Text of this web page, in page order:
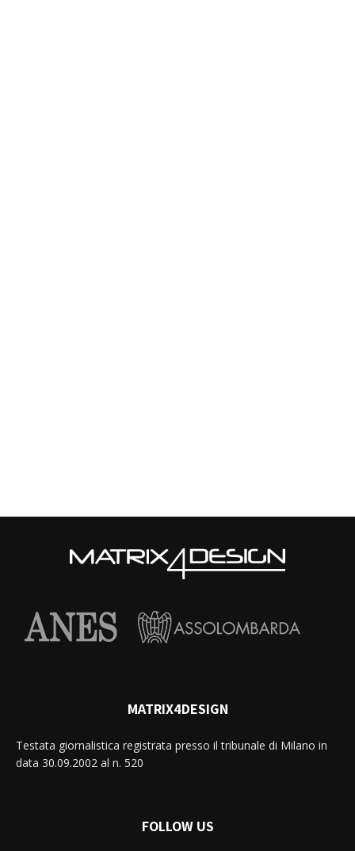
MATRIX4DESIGN
Testata giornalistica registrata presso il tribunale di Milano in
data 30.09.2002 al n. 520
FOLLOW US